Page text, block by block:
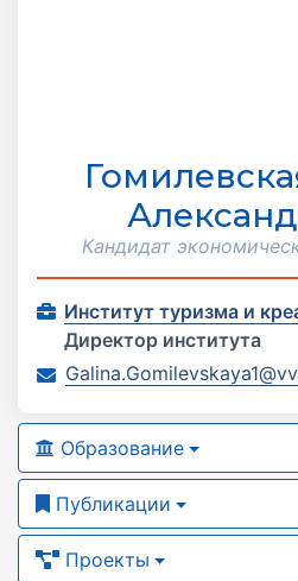
Кандидат
Институт туризма и
Директор института
Образование
Публикации
Проекты